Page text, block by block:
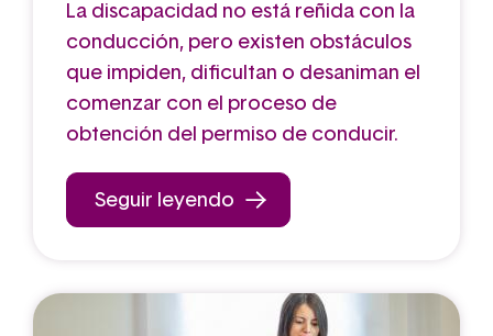
La discapacidad no está reñida con la
conducción, pero existen obstáculos
que impiden, dificultan o desaniman el
comenzar con el proceso de
obtención del permiso de conducir.
Seguir leyendo